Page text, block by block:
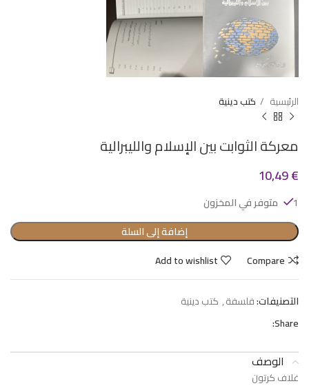
الرئيسية كتب دينية
معركة الثوابت بين الإسلام والليبرالية
10,49€
1 متوفر في المخزون
إضافة إلى السلة
Compare
Add to wishlist
التصنيفات:فلسفة, كتب دينية
Share:
الوصف
غلاف كرتون